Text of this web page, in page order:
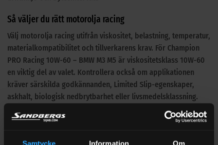
Så väljer du rätt motorolja racing
Välj motorolja racing utifrån viskositet, belastning, temperatur,
materialkompatibilitet och tillverkarens krav. För Champion
PRO Racing 10W-60 – BMW M3 M5 är viskositetsklass 10W-60
en viktig del av valet. Kontrollera också om applikationen
kräver särskilda godkännanden, Limited Slip-egenskaper,
askhalt, biologisk nedbrytbarhet eller livsmedelsklassning.
Fördelar med Champion PRO Racing 10W-60 – BMW M3